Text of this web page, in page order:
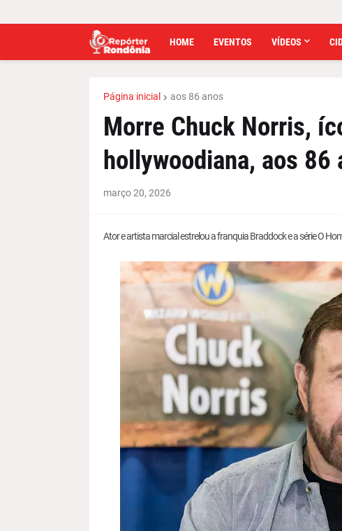
HOME EVENTOS VÍDEOS
Página inicial aos 86 anos
Morre Chuck Norris,
hollywoodiana, aos 86
março 20, 2026
Ator e artista marcial estrelou a franquia Braddock e a série O